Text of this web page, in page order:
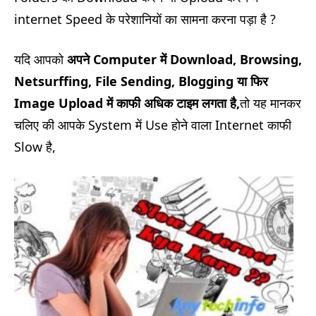
internet Speed के परेशानियों का सामना करना पड़ा है ?
यदि आपकोअपने Computer में Download, Browsing,
Netsurffing, File Sending, Blogging या फिर
Image Upload में काफी अधिक टाइम लगता है,तो यह मानकर
चलिए की आपके System में Use होने वाला Internet काफी
Slow है,